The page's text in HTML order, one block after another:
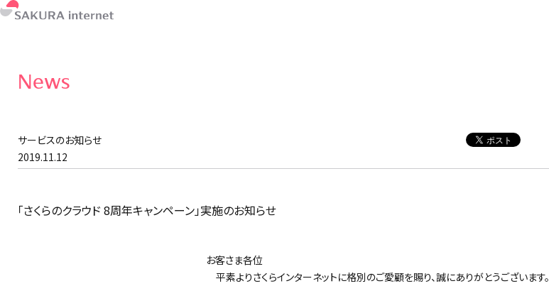
News
サービスのお知らせ
2019.11.12
「さくらのクラウド 8周年キャンペーン」実施のお知らせ
お客さま各位
平素よりさくらインターネットに格別のご愛顧を賜り、誠にありがとうございます。